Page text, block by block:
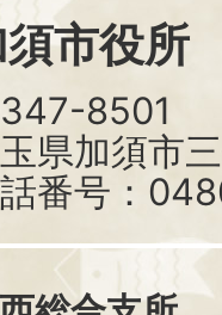
市役所
8501
県加須市
番号：